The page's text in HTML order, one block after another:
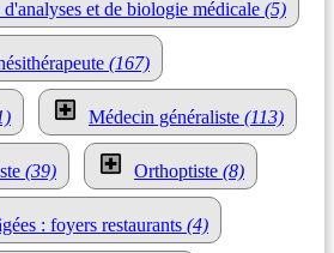
et de biologie médicale (5)
(167)
Médecin généraliste (113)
(39) Orthoptiste (8)
: foyers restaurants (4)